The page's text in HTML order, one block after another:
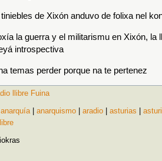
de Xixón anduvo de folixa nel
la guerra y el militarismu en Xixón, la
introspectiva
temas perder porque na te pertenez
llibre Fuina
anarquía| anarquismo aradio asturias